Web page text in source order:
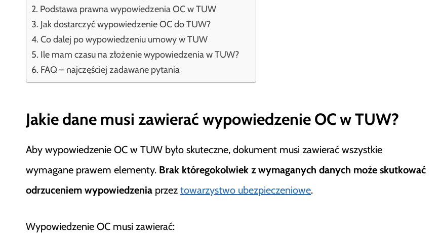
Podstawa prawna wypowiedzenia OC w TUW
Jak dostarczyć wypowiedzenie OC do TUW?
Co dalej po wypowiedzeniu umowy w TUW
Ile mam czasu na złożenie wypowiedzenia w TUW?
FAQ – najczęściej zadawane pytania
Jakie dane musi zawierać wypowiedzenie OC w TUW?
Aby wypowiedzenie OC w TUW było skuteczne, dokument musi zawierać wszystkie
wymagane prawem elementy. Brak któregokolwiek z wymaganych danych może skutkować
odrzuceniem wypowiedzenia przez towarzystwo ubezpieczeniowe.
Wypowiedzenie OC musi zawierać: